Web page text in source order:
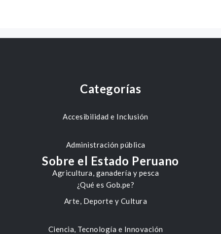
Categorías
Accesibilidad e Inclusión
Administración pública
Agricultura, ganadería y pesca
Arte, Deporte y Cultura
Ciencia, Tecnología e Innovación
Sobre el Estado Peruano
¿Qué es Gob.pe?